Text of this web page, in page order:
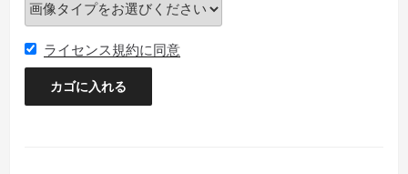
ライセンス規約に同意